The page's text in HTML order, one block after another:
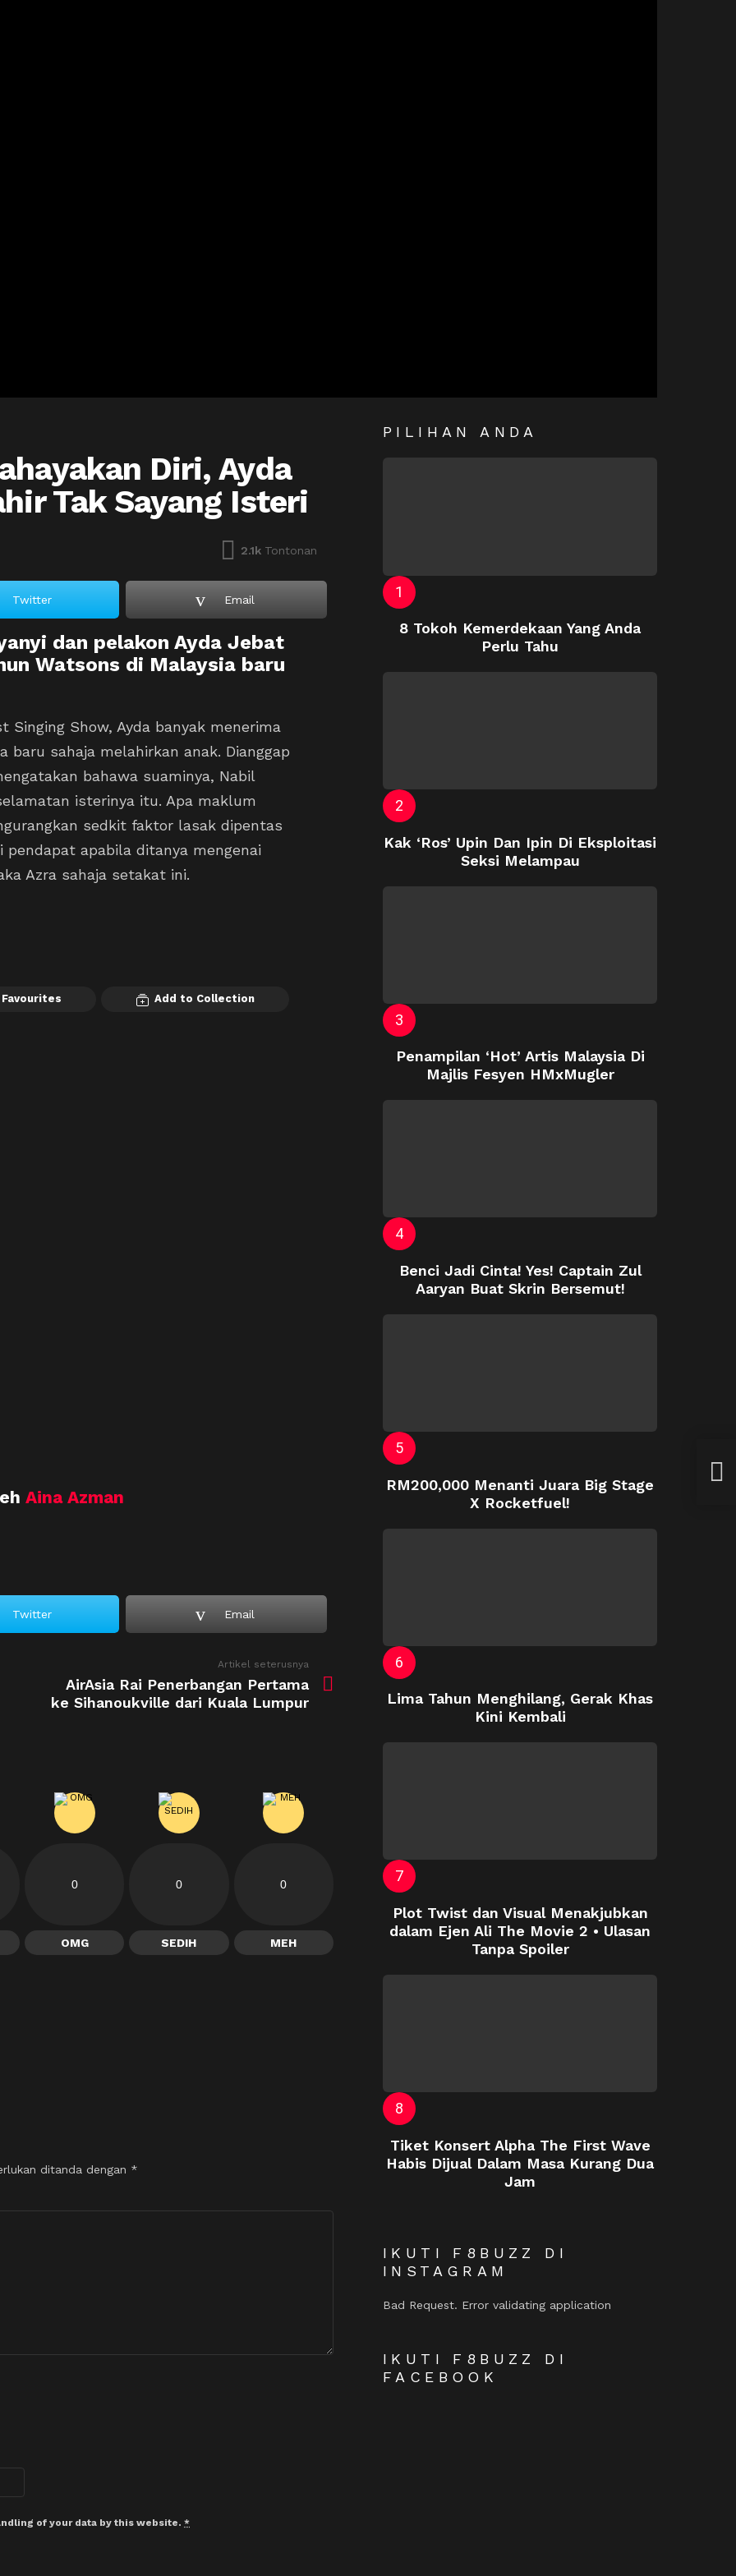
Diri, Ayda
Tak Sayang Isteri
2.1k Tontonan
Twitter Email
dan pelakon Ayda Jebat
Watsons di Malaysia baru
Show, Ayda banyak menerima
sahaja melahirkan anak. Dianggap
bahawa suaminya, Nabil
isterinya itu. Apa maklum
sedkit faktor lasak dipentas
apabila ditanya mengenai
Azra sahaja setakat ini.
Add to Collection
Aina Azman
Twitter Email
Artikel seterusnya
AirAsia Rai Penerbangan Pertama
ke Sihanoukville dari Kuala Lumpur
0
OMG
0
SEDIH
0
MEH
ditanda dengan *
of your data by this website. *
PILIHAN ANDA
8 Tokoh Kemerdekaan Yang Anda
Perlu Tahu
Kak ‘Ros’ Upin Dan Ipin Di Eksploitasi
Seksi Melampau
Penampilan ‘Hot’ Artis Malaysia Di
Majlis Fesyen HMxMugler
Benci Jadi Cinta! Yes! Captain Zul
Aaryan Buat Skrin Bersemut!
RM200,000 Menanti Juara Big Stage
X Rocketfuel!
Lima Tahun Menghilang, Gerak Khas
Kini Kembali
Plot Twist dan Visual Menakjubkan
dalam Ejen Ali The Movie 2 • Ulasan
Tanpa Spoiler
Tiket Konsert Alpha The First Wave
Habis Dijual Dalam Masa Kurang Dua
Jam
IKUTI F8BUZZ DI
INSTAGRAM
Bad Request. Error validating application
IKUTI F8BUZZ DI
FACEBOOK